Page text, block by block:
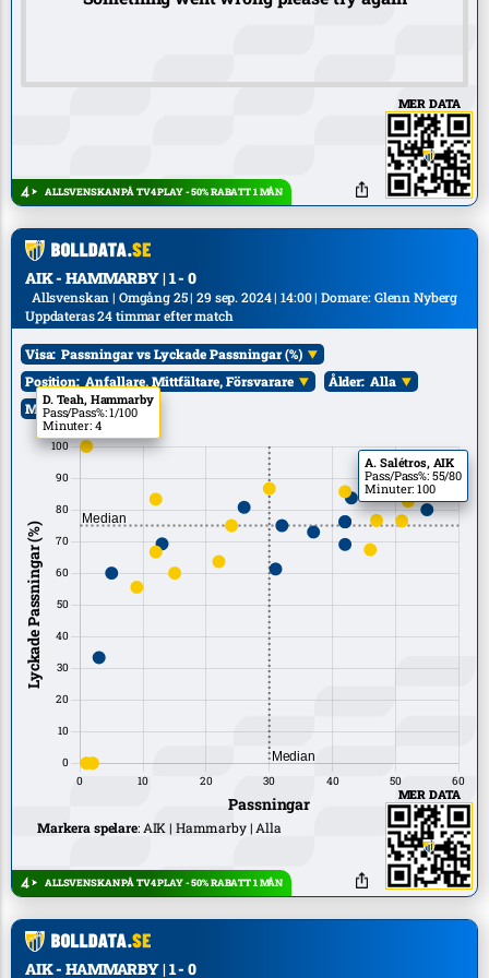
ALLSVENSKAN PÅ TV4 PLAY - 50% RABATT 1 MÅN
MER DATA
AIK - HAMMARBY | 1 - 0
Allsvenskan | Omgång 25 | 29 sep. 2024 | 14:00 | Domare: Glenn Nyberg
Uppdateras 24 timmar efter match
Visa: Passningar vs Lyckade Passningar (%)
Position: Anfallare, Mittfältare, Försvarare Ålder: Alla
Mål: Alla
A. Salétros, AIK
Pass/Pass%: 55/80
Minuter: 100
D. Teah, Hammarby
Pass/Pass%: 1/100
Minuter: 4
Markera spelare:AIK Hammarby Alla
ALLSVENSKAN PÅ TV4 PLAY - 50% RABATT 1 MÅN
MER DATA
AIK - HAMMARBY | 1 - 0